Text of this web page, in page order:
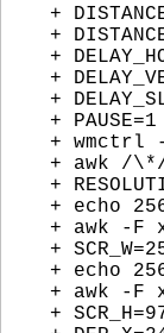
+
+
+
+
+
+ PAUSE=1
+ wmctrl
+ awk /
+
+ echo
+ awk -
+
+ echo
+ awk -
+